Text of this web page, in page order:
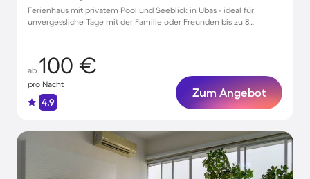
Ferienhaus mit privatem Pool und Seeblick in Ubas - ideal für
unvergessliche Tage mit der Familie oder Freunden bis zu 8
ab 100 €
pro Nacht
4.9
Zum Angebot